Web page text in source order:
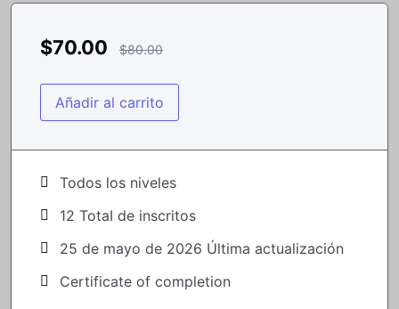
$70.00 $80.00
Añadir al carrito
Todos los niveles
12 TotaI de inscritos
25 de mayo de 2026 Última actualización
Certificate of completion